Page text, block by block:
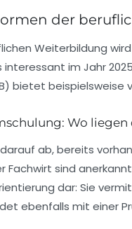
der
Weiterbildung
im Jahr
bietet
Wo liegen
ab, bereits
Fachwirt sind
dar: Sie
ebenfalls mit einer